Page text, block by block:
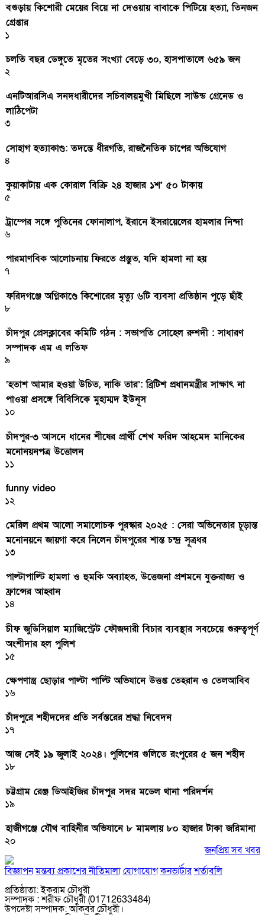
বগুড়ায় কিশোরী মেয়ের বিয়ে না দেওয়ায় বাবাকে পিটিয়ে হত্যা, তিনজন
গ্রেপ্তার
১
চলতি বছর ডেঙ্গুতে মৃতের সংখ্যা বেড়ে ৩০, হাসপাতালে ৬৫৯ জন
২
এনটিআরসিএ সনদধারীদের সচিবালয়মুখী মিছিলে সাউন্ড গ্রেনেড ও
লাঠিপেটা
৩
সোহাগ হত্যাকাণ্ড: তদন্তে ধীরগতি, রাজনৈতিক চাপের অভিযোগ
৪
কুয়াকাটায় এক কোরাল বিক্রি ২৪ হাজার ১শ’ ৫০ টাকায়
৫
ট্রাম্পের সঙ্গে পুতিনের ফোনালাপ, ইরানে ইসরায়েলের হামলার নিন্দা
৬
পারমাণবিক আলোচনায় ফিরতে প্রস্তুত, যদি হামলা না হয়
৭
ফরিদগঞ্জে অগ্নিকাণ্ডে কিশোরের মৃত্যু ৬টি ব্যবসা প্রতিষ্ঠান পুড়ে ছাঁই
৮
চাঁদপুর প্রেসক্লাবের কমিটি গঠন : সভাপতি সোহেল রুশদী : সাধারণ
সম্পাদক এম এ লতিফ
৯
‘হতাশ আমার হওয়া উচিত, নাকি তার’: ব্রিটিশ প্রধানমন্ত্রীর সাক্ষাৎ না
পাওয়া প্রসঙ্গে বিবিসিকে মুহাম্মদ ইউনূস
১০
চাঁদপুর-৩ আসনে ধানের শীষের প্রার্থী শেখ ফরিদ আহমেদ মানিকের
মনোনয়নপত্র উত্তোলন
১১
funny video
১২
মেরিল প্রথম আলো সমালোচক পুরস্কার ২০২৫ : সেরা অভিনেতার চূড়ান্ত
মনোনয়নে জায়গা করে নিলেন চাঁদপুরের শান্ত চন্দ্র সূত্রধর
১৩
পাল্টাপাল্টি হামলা ও হুমকি অব্যাহত, উত্তেজনা প্রশমনে যুক্তরাজ্য ও
ফ্রান্সের আহ্বান
১৪
চীফ জুডিসিয়াল ম্যাজিস্ট্রেট ফৌজদারী বিচার ব্যবস্থার সবচেয়ে গুরুত্বপূর্ণ
অংশীদার হল পুলিশ
১৫
ক্ষেপণাস্ত্র ছোড়ার পাল্টা পাল্টি অভিযানে উত্তপ্ত তেহরান ও তেলআবিব
১৬
চাঁদপুরে শহীদদের প্রতি সর্বস্তরের শ্রদ্ধা নিবেদন
১৭
আজ সেই ১৯ জুলাই ২০২৪। পুলিশের গুলিতে রংপুরের ৫ জন শহীদ
১৮
চট্টগ্রাম রেঞ্জ ডিআইজির চাঁদপুর সদর মডেল থানা পরিদর্শন
১৯
হাজীগঞ্জে যৌথ বাহিনীর অভিযানে ৮ মামলায় ৮০ হাজার টাকা জরিমানা
২০
জনপ্রিয় সব খবর
বিজ্ঞাপনমন্তব্য প্রকাশের নীতিমালাযোগাযোগকনভার্টারশর্তাবলি
প্রতিষ্ঠাতা: ইকরাম চৌধুরী
সম্পাদক : শরীফ চৌধুরী (01712633484)
উপদেষ্টা সম্পাদক: আকবর চৌধুরী।